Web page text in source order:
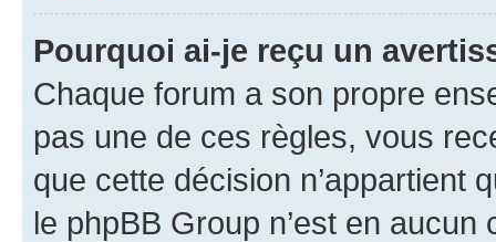
Pourquoi ai-je reçu un
Chaque forum a son propre
pas une de ces règles, vous
que cette décision n’appartient
le phpBB Group n’est en